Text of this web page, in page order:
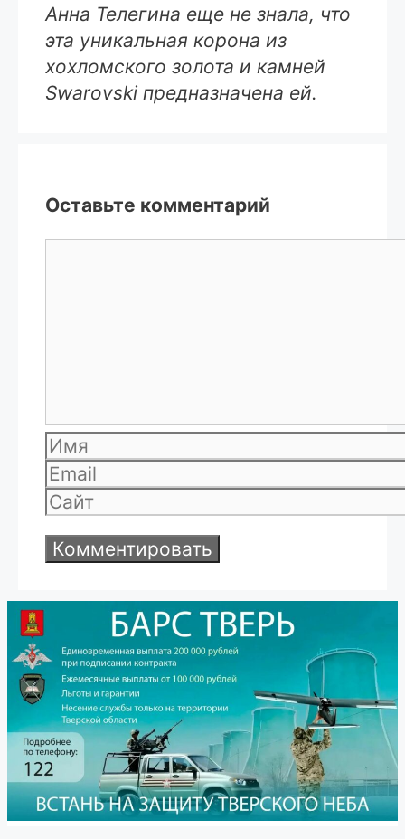
Анна Телегина еще не знала, что
эта уникальная корона из
хохломского золота и камней
Swarovski предназначена ей.
Оставьте комментарий
Имя
Email
Сайт